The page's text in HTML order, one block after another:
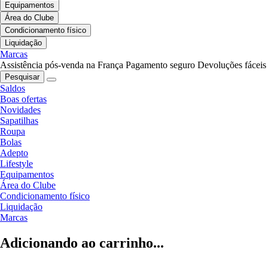
Equipamentos
Área do Clube
Condicionamento físico
Liquidação
Marcas
Assistência pós-venda na França Pagamento seguro Devoluções fáceis
Pesquisar
Saldos
Boas ofertas
Novidades
Sapatilhas
Roupa
Bolas
Adepto
Lifestyle
Equipamentos
Área do Clube
Condicionamento físico
Liquidação
Marcas
Adicionando ao carrinho...